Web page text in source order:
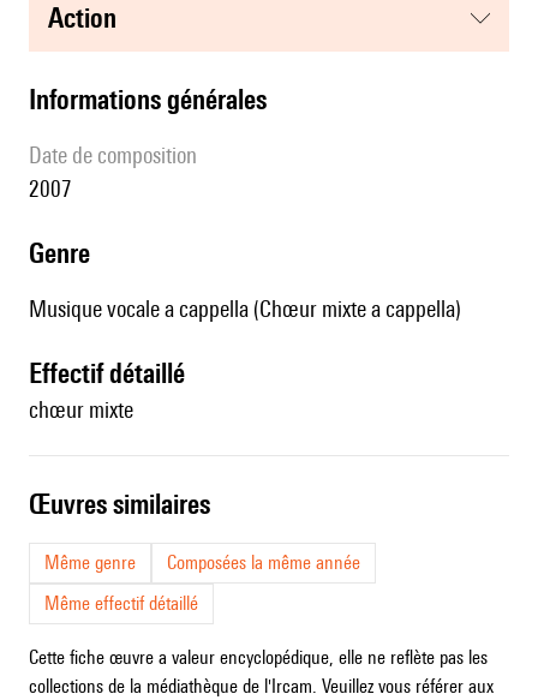
action
informations générales
date de composition
2007
genre
Musique vocale a cappella (Chœur mixte a cappella)
effectif détaillé
chœur mixte
œuvres similaires
Même genre
Composées la même année
Même effectif détaillé
Cette fiche œuvre a valeur encyclopédique, elle ne reflète pas les
collections de la médiathèque de l'Ircam. Veuillez vous référer aux